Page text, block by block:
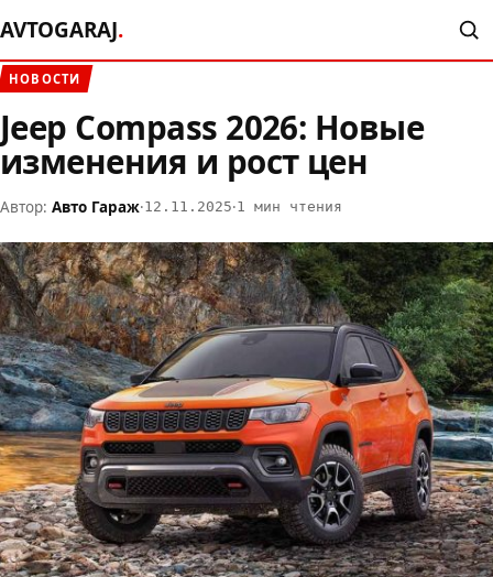
AVTOGARAJ.
НОВОСТИ
Jeep Compass 2026: Новые
изменения и рост цен
Автор: Авто Гараж·12.11.2025·1 мин чтения